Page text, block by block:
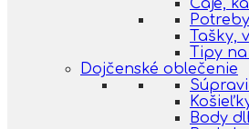
Čaje,
Tašky,
Tipy
Dojčenské oblečenie
Body